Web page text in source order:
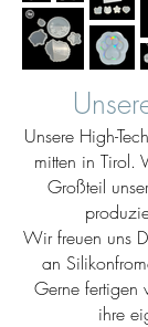
Unsere High-
mitten in Tirol.
Großteil
Wir freuen uns
an
Gerne fertigen
ihre